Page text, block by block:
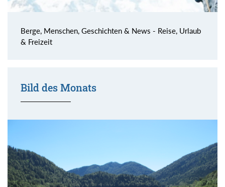
Berge, Menschen, Geschichten & News - Reise, Urlaub
& Freizeit
Bild des Monats